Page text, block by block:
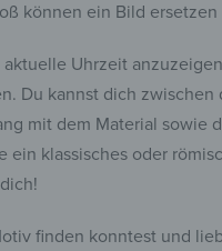
können ein Bild
Uhrzeit
Du kannst dich
mit dem Material
klassisches oder
finden konntest und